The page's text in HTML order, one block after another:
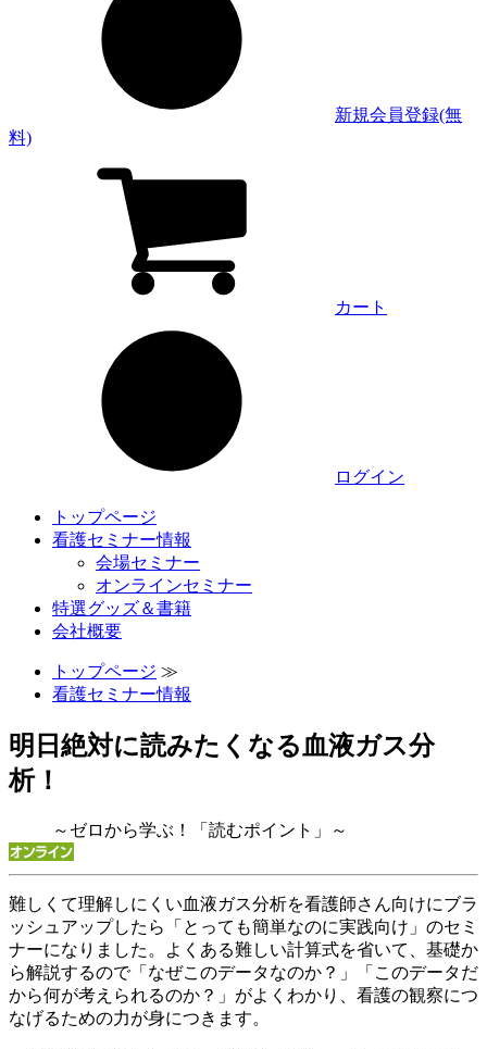
新規会員登録(無
料)
カート
ログイン
トップページ
看護セミナー情報
会場セミナー
オンラインセミナー
特選グッズ＆書籍
会社概要
トップページ ≫
看護セミナー情報
明日絶対に読みたくなる血液ガス分
析！
～ゼロから学ぶ！「読むポイント」～
難しくて理解しにくい血液ガス分析を看護師さん向けにブラ
ッシュアップしたら「とっても簡単なのに実践向け」のセミ
ナーになりました。よくある難しい計算式を省いて、基礎か
ら解説するので「なぜこのデータなのか？」「このデータだ
から何が考えられるのか？」がよくわかり、看護の観察につ
なげるための力が身につきます。